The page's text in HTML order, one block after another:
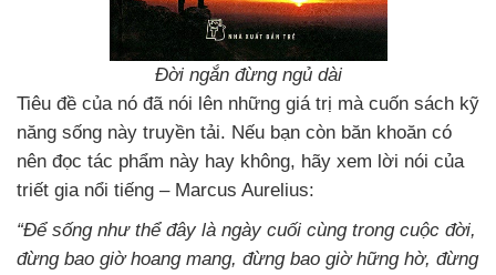
Đời ngắn đừng ngủ dài
Tiêu đề của nó đã nói lên những giá trị mà cuốn sách kỹ
năng sống này truyền tải. Nếu bạn còn băn khoăn có
nên đọc tác phẩm này hay không, hãy xem lời nói của
triết gia nổi tiếng – Marcus Aurelius:
“Để sống như thể đây là ngày cuối cùng trong cuộc đời,
đừng bao giờ hoang mang, đừng bao giờ hững hờ, đừng